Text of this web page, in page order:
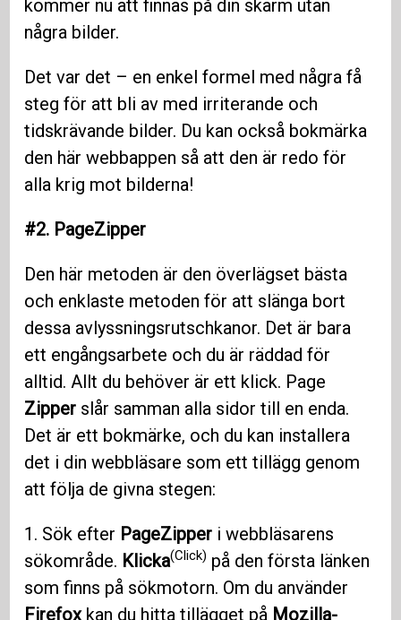
kommer nu att finnas på din skärm utan
några bilder.
Det var det – en enkel formel med några få
steg för att bli av med irriterande och
tidskrävande bilder. Du kan också bokmärka
den här webbappen så att den är redo för
alla krig mot bilderna!
#2. PageZipper
Den här metoden är den överlägset bästa
och enklaste metoden för att slänga bort
dessa avlyssningsrutschkanor. Det är bara
ett engångsarbete och du är räddad för
alltid. Allt du behöver är ett klick. Page
Zipper slår samman alla sidor till en enda.
Det är ett bokmärke, och du kan installera
det i din webbläsare som ett tillägg genom
att följa de givna stegen:
1. Sök efter PageZipper i webbläsarens
sökområde. Klicka(Click) på den första länken
som finns på sökmotorn. Om du använder
Firefoxkan du hitta tillägget på Mozilla-